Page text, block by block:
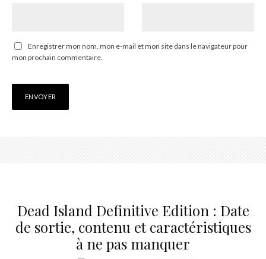
Enregistrer mon nom, mon e-mail et mon site dans le navigateur pour
mon prochain commentaire.
Dead Island Definitive Edition : Date
de sortie, contenu et caractéristiques
à ne pas manquer